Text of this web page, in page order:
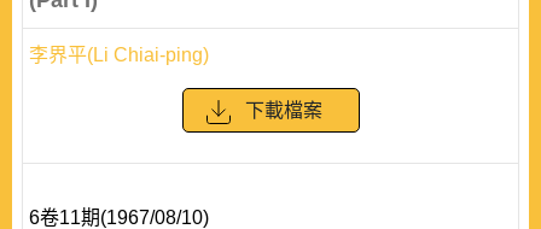
李界平(Li Chiai-ping)
下載檔案
6卷11期(1967/08/10)